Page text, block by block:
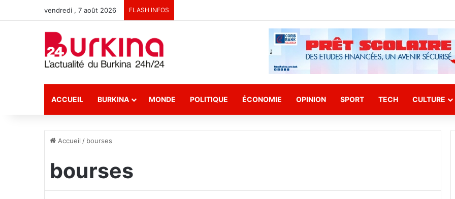
vendredi , 7 août 2026 FLASH INFOS
ACCUEIL BURKINA MONDE POLITIQUE ÉCONOMIE OPINION SPORT TECH CULTURE
Accueil / bourses
bourses